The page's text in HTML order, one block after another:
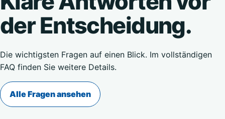
der Entscheidung.
Die wichtigsten Fragen auf einen Blick. Im vollständigen
FAQ finden Sie weitere Details.
Alle Fragen ansehen